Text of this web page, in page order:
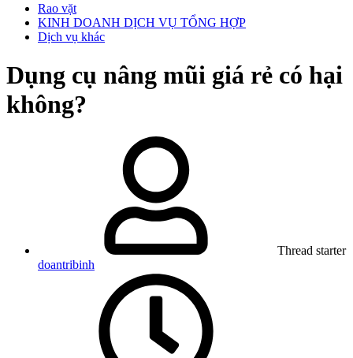
Rao vặt
KINH DOANH DỊCH VỤ TỔNG HỢP
Dịch vụ khác
Dụng cụ nâng mũi giá rẻ có hại
không?
Thread starter
doantribinh